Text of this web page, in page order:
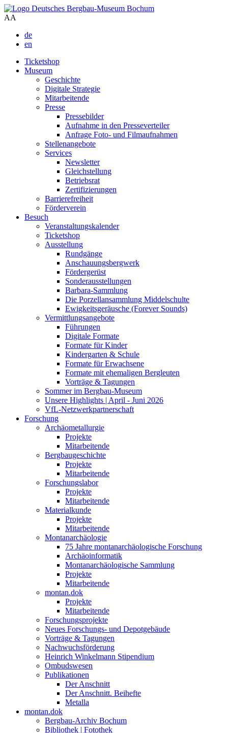
AA
de
en
Ticketshop
Museum
Geschichte
Digitale Strategie
Mitarbeitende
Presse
Pressebilder
Aufnahme in den Presseverteiler
Anfrage Foto- und Filmaufnahmen
Stellenangebote
Services
Newsletter
Gleichstellung
Betriebsrat
Zertifizierungen
Barrierefreiheit
Förderverein
Besuch
Veranstaltungskalender
Ticketshop
Ausstellung
Rundgänge
Anschauungsbergwerk
Fördergerüst
Sonderausstellungen
Barbara-Sammlung
Die Porzellansammlung Middelschulte
Ewigkeitsgeräusche (Forever Sounds)
Vermittlungsangebote
Führungen
Digitale Formate
Formate für Kinder
Kindergarten & Schule
Formate für Erwachsene
Formate mit ehemaligen Bergleuten
Vorträge & Tagungen
Sommer im Bergbau-Museum
Unsere Highlights | April - Juni 2026
VfL-Netzwerkpartnerschaft
Forschung
Archäometallurgie
Projekte
Mitarbeitende
Bergbaugeschichte
Projekte
Mitarbeitende
Forschungslabor
Projekte
Mitarbeitende
Materialkunde
Projekte
Mitarbeitende
Montanarchäologie
75 Jahre montanarchäologische Forschung
Archäoinformatik
Montanarchäologische Sammlung
Projekte
Mitarbeitende
montan.dok
Projekte
Mitarbeitende
Forschungsprojekte
Neues Forschungs- und Depotgebäude
Vorträge & Tagungen
Nachwuchsförderung
Heinrich Winkelmann Stipendium
Ombudswesen
Publikationen
Der Anschnitt
Der Anschnitt. Beihefte
Metalla
montan.dok
Bergbau-Archiv Bochum
Bibliothek | Fotothek